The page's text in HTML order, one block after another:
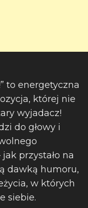
to energetyczna
której nie
wyjadacz!
do głowy i
przystało na
dawką humoru,
w których
siebie.